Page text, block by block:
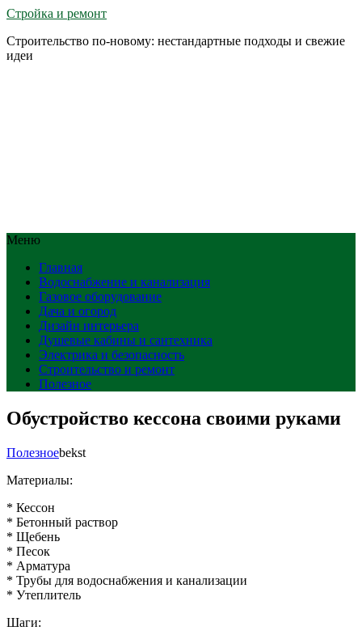
Стройка и ремонт
Строительство по-новому: нестандартные подходы и свежие
идеи
Меню
Главная
Водоснабжение и канализация
Газовое оборудование
Дача и огород
Дизайн интерьера
Душевые кабины и сантехника
Электрика и безопасность
Строительство и ремонт
Полезное
Обустройство кессона своими руками
Полезноеbekst
Материалы:
* Кессон
* Бетонный раствор
* Щебень
* Песок
* Арматура
* Трубы для водоснабжения и канализации
* Утеплитель
Шаги: